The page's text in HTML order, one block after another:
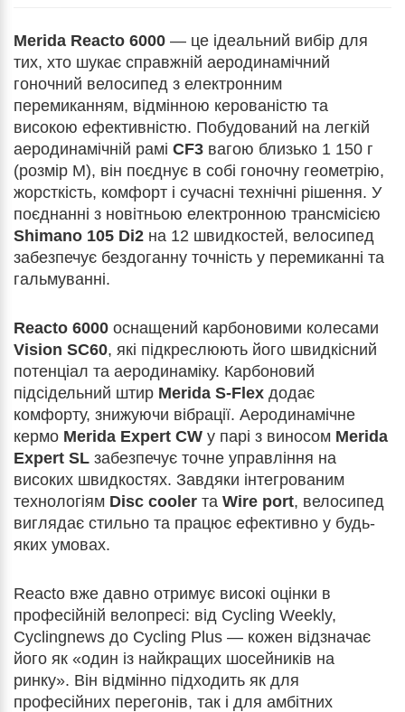
Merida Reacto 6000 — це ідеальний вибір для
тих, хто шукає справжній аеродинамічний
гоночний велосипед з електронним
перемиканням, відмінною керованістю та
високою ефективністю. Побудований на легкій
аеродинамічній рамі CF3 вагою близько 1 150 г
(розмір M), він поєднує в собі гоночну геометрію,
жорсткість, комфорт і сучасні технічні рішення. У
поєднанні з новітньою електронною трансмісією
Shimano 105 Di2 на 12 швидкостей, велосипед
забезпечує бездоганну точність у перемиканні та
гальмуванні.
Reacto 6000 оснащений карбоновими колесами
Vision SC60, які підкреслюють його швидкісний
потенціал та аеродинаміку. Карбоновий
підсідельний штир Merida S-Flex додає
комфорту, знижуючи вібрації. Аеродинамічне
кермо Merida Expert CW у парі з виносом Merida
Expert SL забезпечує точне управління на
високих швидкостях. Завдяки інтегрованим
технологіям Disc cooler та Wire port, велосипед
виглядає стильно та працює ефективно у будь-
яких умовах.
Reacto вже давно отримує високі оцінки в
професійній велопресі: від Cycling Weekly,
Cyclingnews до Cycling Plus — кожен відзначає
його як «один із найкращих шосейників на
ринку». Він відмінно підходить як для
професійних перегонів, так і для амбітних